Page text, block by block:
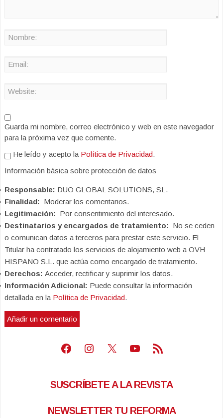
Guarda mi nombre, correo electrónico y web en este navegador
para la próxima vez que comente.
He leído y acepto la Política de Privacidad.
Información básica sobre protección de datos
Responsable: DUO GLOBAL SOLUTIONS, SL.
Finalidad: Moderar los comentarios.
Legitimación: Por consentimiento del interesado.
Destinatarios y encargados de tratamiento: No se ceden
o comunican datos a terceros para prestar este servicio. El
Titular ha contratado los servicios de alojamiento web a OVH
HISPANO S.L. que actúa como encargado de tratamiento.
Derechos: Acceder, rectificar y suprimir los datos.
Información Adicional: Puede consultar la información
detallada en la Política de Privacidad.
Facebook
Instagram
X Youtube
Feed RSS
SUSCRÍBETE A LA REVISTA
NEWSLETTER TU REFORMA